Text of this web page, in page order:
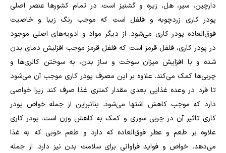
دارچین، سیر، هل، زیره و گشنیز است. در تمام کشور‌ها عنصر اصلی
پودر کاری زردچوبه و فلفل است که موجب رنگ زیبا و خاصیت
فوق‌العاده پودر کاری می‌شود. از دیگر مواد و ادویه‌های اصلی موجود
در پودر کاری، فلفل قرمز است که فلفل قرمز موجب افزلیش دمای بدن
شده و با افزایش میزان سوخت و ساز بدن، به سوختن کالری‌ها و
چربی‌ها کمک می‌کند. علاوه بر این مصرف پودر کاری موجب آن می‌شود
تا فرد در وعده غذایی بعدی مقدار کمتری غذا صرف کند زیرا خواصی
دارد که موجب کاهش اشتها می‌شود. بنانبراین از جمله خواص پودر
کاری تاثیر آن در چربی سوزی و کمک به کاهش وزن است. پودر کاری
علاوه بر طعم و عطر فوق‌العاده که دارد و طعم خوبی که به غذا
می‌دهد، خواص و فواید فراوانی برای سلامت بدن نیز دارد. از جمله